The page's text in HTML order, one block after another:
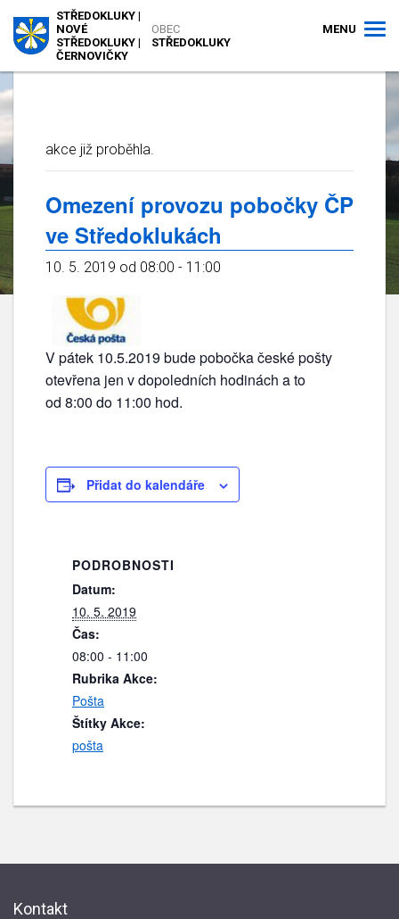
OBEC
STŘEDOKLUKY
STŘEDOKLUKY |
NOVÉ
STŘEDOKLUKY |
ČERNOVIČKY
MENU
akce již proběhla.
Omezení provozu pobočky ČP
ve Středoklukách
10. 5. 2019 od 08:00 - 11:00
V pátek 10.5.2019 bude pobočka české pošty
otevřena jen v dopoledních hodinách a to
od 8:00 do 11:00 hod.
Přidat do kalendáře
PODROBNOSTI
Datum:
10. 5. 2019
Čas:
08:00 - 11:00
Rubrika Akce:
Pošta
Štítky Akce:
pošta
Kontakt